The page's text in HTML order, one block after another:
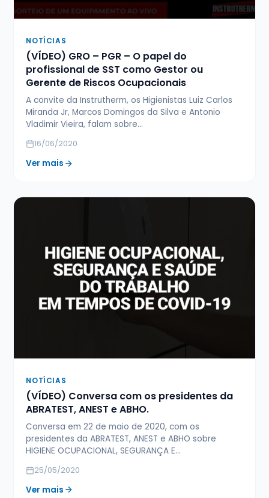
NOTÍCIAS
(VÍDEO) GRO – PGR – O papel do
profissional de SST como Gestor ou
Gerente de Riscos Ocupacionais
A convite da Instrutherm, os Higienistas Luiz Carlos
Miranda Jr, Marcos Domingos da Silva e Antonio
Vladimir Vieira, falam sobre…
16/06/2020
Ver mais
NOTÍCIAS
(VÍDEO) Conversa com os presidentes da
ABRATEST, ANEST e ABHO.
Conversa em 22 de maio de 2020, com os
presidentes da ABRATEST, ANEST e ABHO sobre
HIGIENE OCUPACIONAL, SEGURANÇA E…
25/05/2020
Ver mais